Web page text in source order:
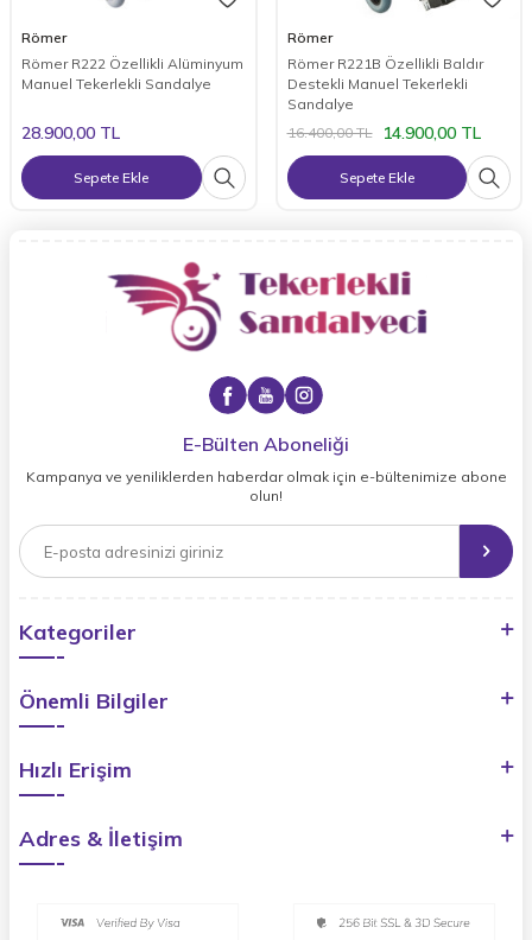
Römer
Römer R222 Özellikli Alüminyum
Manuel Tekerlekli Sandalye
28.900,00 TL
Sepete Ekle
Römer
Römer R221B Özellikli Baldır
Destekli Manuel Tekerlekli
Sandalye
16.400,00TL 14.900,00TL
Sepete Ekle
E-Bülten Aboneliği
Kampanya ve yeniliklerden haberdar olmak için e-bültenimize abone
olun!
Kategoriler
Önemli Bilgiler
Hızlı Erişim
Adres & İletişim